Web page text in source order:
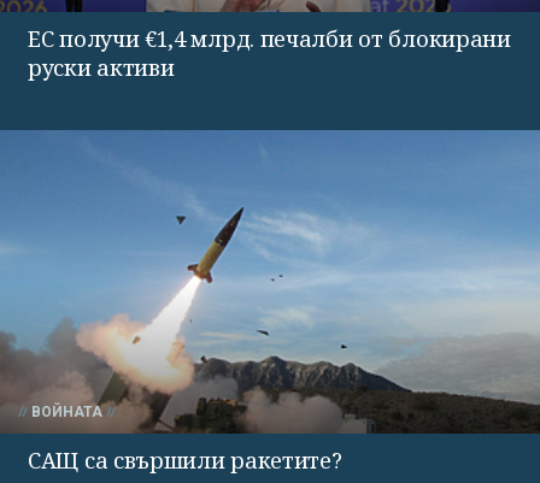
ЕС получи €1,4 млрд. печалби от блокирани
руски активи
ВОЙНАТА
САЩ са свършили ракетите?